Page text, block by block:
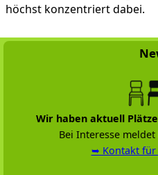
Wir haben aktuell
Bei Interesse
➥ Kontakt für
höchst konzentriert dabei.